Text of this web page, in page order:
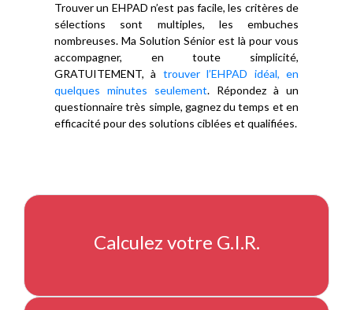
Trouver un EHPAD n’est pas facile, les critères de
sélections sont multiples, les embuches
nombreuses. Ma Solution Sénior est là pour vous
accompagner, en toute simplicité,
GRATUITEMENT, à trouver l’EHPAD idéal, en
quelques minutes seulement. Répondez à un
questionnaire très simple, gagnez du temps et en
efficacité pour des solutions ciblées et qualifiées.
Calculez votre G.I.R.